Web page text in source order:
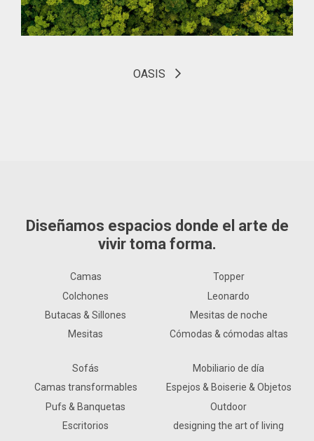
OASIS
Diseñamos espacios donde el arte de
vivir toma forma.
Camas
Colchones
Butacas & Sillones
Mesitas
Topper
Leonardo
Mesitas de noche
Cómodas & cómodas altas
Sofás
Camas transformables
Pufs & Banquetas
Escritorios
Mobiliario de día
Espejos & Boiserie & Objetos
Outdoor
designing the art of living